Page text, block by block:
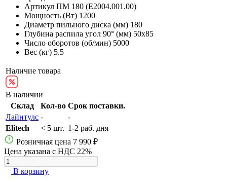
Артикул ПМ 180 (E2004.001.00)
Мощность (Вт) 1200
Диаметр пильного диска (мм) 180
Глубина распила угол 90° (мм) 50х85
Число оборотов (об/мин) 5000
Вес (кг) 5.5
Наличие товара
В наличии
Склад
Кол-во Срок поставки.
Лайнтулс -
-
Elitech
< 5 шт. 1-2 раб. дня
Розничная цена 7 990 ₽
Цена указана с НДС 22%
В корзину